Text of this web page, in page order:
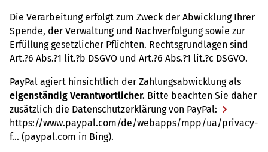
Die Ver­ar­bei­tung erfolgt zum Zweck der Abwick­lung Ihrer
Spende, der Ver­wal­tung und Nach­ver­fol­gung sowie zur
Erfül­lung gesetz­li­cher Pflich­ten. Rechts­grund­la­gen sind
Art.?6 Abs.?1 lit.?b DSGVO und Art.?6 Abs.?1 lit.?c DSGVO.
PayPal agiert hin­sicht­lich der Zah­lungs­ab­wick­lung als
eigen­stän­dig Ver­ant­wort­li­cher. Bitte beach­ten Sie daher
zusätz­lich die Daten­schut­z­er­klä­rung von PayPal:
https://​www.​paypal.​com/​de/​webapps/​mpp/​ua/​privacy-​
f... (paypal.​com in Bing).